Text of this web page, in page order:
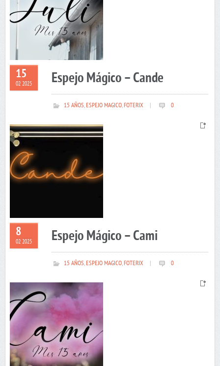
15
02 2025 Espejo Mágico – Cande
15 AÑOS,ESPEJO MAGICO,FOTERIX 0
8
02 2025 Espejo Mágico – Cami
15 AÑOS,ESPEJO MAGICO,FOTERIX 0